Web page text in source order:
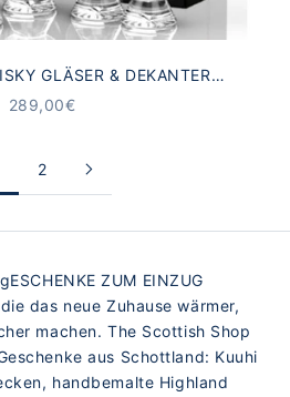
GLÄSER & DEKANTER
| MADE IN SCOTLAND
ANGEBOT
289,00€
2
ZUM EINZUG
das neue Zuhause wärmer,
machen. The Scottish Shop
aus Schottland: Kuuhi
handbemalte Highland